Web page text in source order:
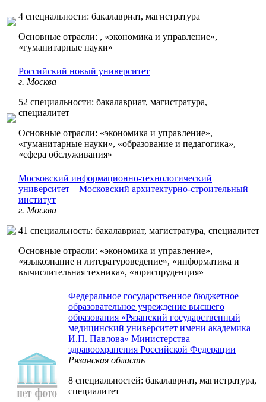
4 специальности: бакалавриат, магистратура
Основные отрасли: , «экономика и управление»,
«гуманитарные науки»
Российский новый университет
г. Москва
52 специальности: бакалавриат, магистратура,
специалитет
Основные отрасли: «экономика и управление»,
«гуманитарные науки», «образование и педагогика»,
«сфера обслуживания»
Московский информационно-технологический
университет – Московский архитектурно-строительный
институт
г. Москва
41 специальность: бакалавриат, магистратура, специалитет
Основные отрасли: «экономика и управление»,
«языкознание и литературоведение», «информатика и
вычислительная техника», «юриспруденция»
Федеральное государственное бюджетное
образовательное учреждение высшего
образования «Рязанский государственный
медицинский университет имени академика
И.П. Павлова» Министерства
здравоохранения Российской Федерации
Рязанская область
8 специальностей: бакалавриат, магистратура,
специалитет